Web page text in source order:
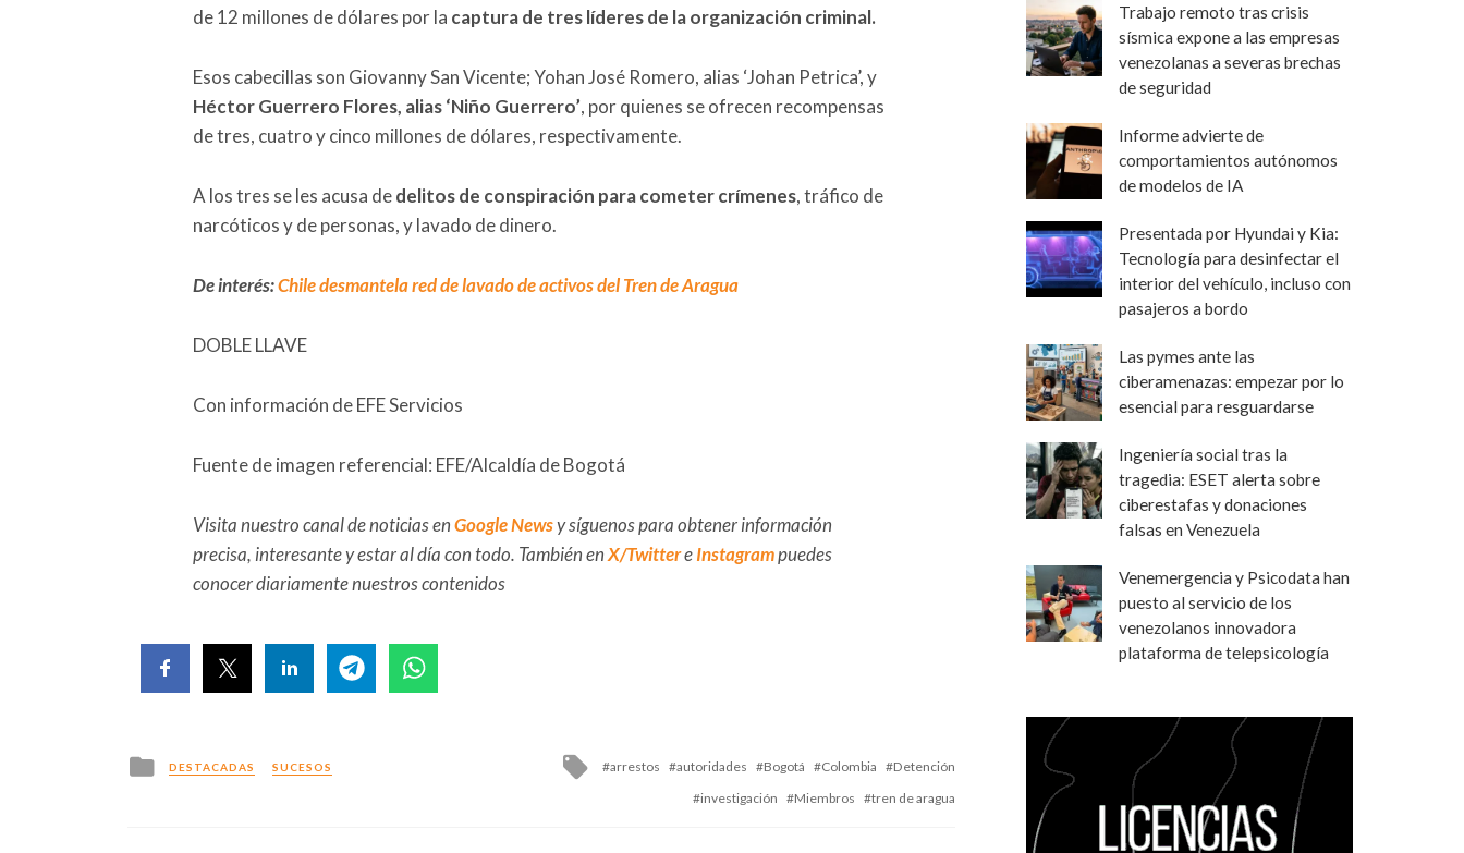
de 12 millones de dólares por la captura de tres líderes de la organización criminal.
Esos cabecillas son Giovanny San Vicente; Yohan José Romero, alias ‘Johan Petrica’, y
Héctor Guerrero Flores, alias ‘Niño Guerrero’, por quienes se ofrecen recompensas
de tres, cuatro y cinco millones de dólares, respectivamente.
A los tres se les acusa dedelitos de conspiración para cometer crímenes, tráfico de
narcóticos y de personas, y lavado de dinero.
De interés:Chile desmantela red de lavado de activos del Tren de Aragua
DOBLE LLAVE
Con información de EFE Servicios
Fuente de imagen referencial: EFE/Alcaldía de Bogotá
Visita nuestro canal de noticias enGoogle Newsy síguenos para obtener información
precisa, interesante y estar al día con todo. También enX/TwittereInstagrampuedes
conocer diariamente nuestros contenidos
Posted
in
DESTACADAS SUCESOS
Tagged
with
arrestos autoridades Bogotá Colombia
Detención
investigación
Miembros tren de aragua
Trabajo remoto tras crisis
sísmica expone a las empresas
venezolanas a severas brechas
de seguridad
Informe advierte de
comportamientos autónomos
de modelos de IA
Presentada por Hyundai y Kia:
Tecnología para desinfectar el
interior del vehículo, incluso con
pasajeros a bordo
Las pymes ante las
ciberamenazas: empezar por lo
esencial para resguardarse
Ingeniería social tras la
tragedia: ESET alerta sobre
ciberestafas y donaciones
falsas en Venezuela
Venemergencia y Psicodata han
puesto al servicio de los
venezolanos innovadora
plataforma de telepsicología